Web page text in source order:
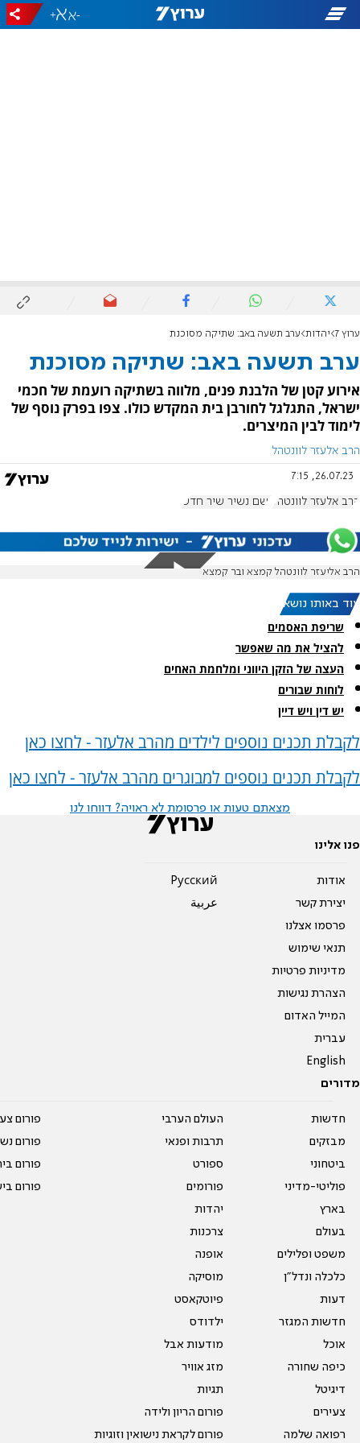
-
+
ערוץ 7 יהדות ערב תשעה באב: שתיקה מסוכנת
ערב תשעה באב: שתיקה מסוכנת
אירוע קטן של הלבנת פנים, מלווה בשתיקה רועמת של חכמי
ישראל, התגלגל לחורבן בית המקדש כולו. צפו בפרק נוסף של
לימוד לבין המיצרים.
הרב אלעזר לוונטהל
26.07.23, 7:15
הרב אלעזר לוונטהל ושם נשיר שיר חדש
הרב אליעזר לוונטהל קמצא ובר קמצא
עוד באותו נושא:
שריפת האסמים
להציל את מה שאפשר
העצה של הזקן היווני ומלחמת האחים
לוחות שבורים
יש דין ויש דיין
לקבלת תכנים נוספים לילדים מהרב אלעזר - לחצו כאן
לקבלת תכנים נוספים למבוגרים מהרב אלעזר - לחצו כאן
מצאתם טעות או פרסומת לא ראויה? דווחו לנו
פנו אלינו
אודות
יצירת קשר
פרסמו אצלנו
תנאי שימוש
מדיניות פרטיות
הצהרת נגישות
המייל האדום
עברית
English
Pусский
عربية
מדורים
חדשות
מבזקים
ביטחוני
פוליטי-מדיני
בארץ
בעולם
משפט ופלילים
כלכלה ונדל"ן
דעות
חדשות המגזר
אוכל
כיפה שחורה
דיגיטל
צעירים
רפואה שלמה
העולם הערבי
תרבות ופנאי
ספורט
פורומים
יהדות
צרכנות
אופנה
מוסיקה
פיוטקאסט
ילדודס
מודעות אבל
מזג אוויר
תגיות
פורום הריון ולידה
פורום לקראת נישואין וזוגיות
פורום
פורום
פורום
פורום